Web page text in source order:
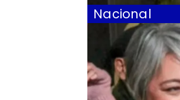
Nacional